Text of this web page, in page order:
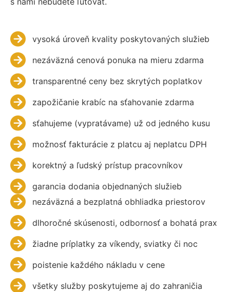
vysoká úroveň kvality poskytovaných služieb
nezáväzná cenová ponuka na mieru zdarma
transparentné ceny bez skrytých poplatkov
zapožičanie krabíc na sťahovanie zdarma
sťahujeme (vypratávame) už od jedného kusu
možnosť fakturácie z platcu aj neplatcu DPH
korektný a ľudský prístup pracovníkov
garancia dodania objednaných služieb
nezáväzná a bezplatná obhliadka priestorov
dlhoročné skúsenosti, odbornosť a bohatá prax
žiadne príplatky za víkendy, sviatky či noc
poistenie každého nákladu v cene
všetky služby poskytujeme aj do zahraničia